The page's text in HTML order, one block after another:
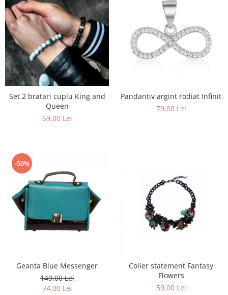
Set 2 bratari cuplu King and
Queen
59,00 Lei
Pandantiv argint rodiat Infinit
79,00 Lei
-50%
Geanta Blue Messenger
149,00 Lei
74,00 Lei
Colier statement Fantasy
Flowers
59,00 Lei